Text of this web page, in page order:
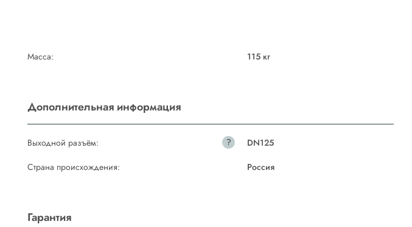
Масса: 115 кг
Дополнительная информация
Выходной разъём: ?
DN125
Страна происхождения:
Россия
Гарантия